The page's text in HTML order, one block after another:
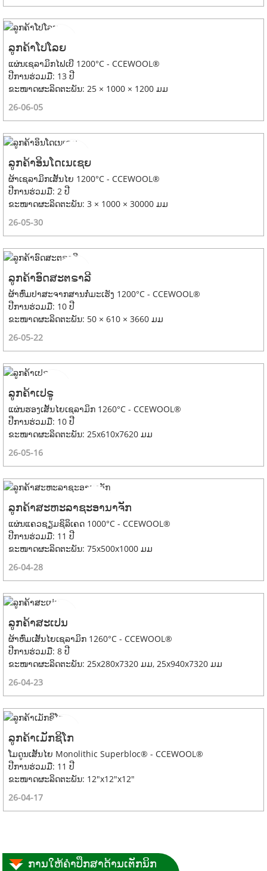
ລູກຄ້າໂປໂລຍ
ແຜ່ນເຊລາມິກໄຟເບີ 1200°C - CCEWOOL®
ປີການຮ່ວມມື: 13 ປີ
ຂະໜາດຜະລິດຕະພັນ: 25 × 1000 × 1200 ມມ
26-06-05
ລູກຄ້າອິນໂດເນເຊຍ
ຜ້າເຊລາມິກເສັ້ນໄຍ 1200°C - CCEWOOL®
ປີການຮ່ວມມື: 2 ປີ
ຂະໜາດຜະລິດຕະພັນ: 3 × 1000 × 30000 ມມ
26-05-30
ລູກຄ້າອົດສະຕຣາລີ
ຜ້າຫົ່ມປາສະຈາກສານກໍ່ມະເຮັງ 1200°C - CCEWOOL®
ປີການຮ່ວມມື: 10 ປີ
ຂະໜາດຜະລິດຕະພັນ: 50 × 610 × 3660 ມມ
26-05-22
ລູກຄ້າເປຣູ
ແຜ່ນຮອງເສັ້ນໄຍເຊລາມິກ 1260°C - CCEWOOL®
ປີການຮ່ວມມື: 10 ປີ
ຂະໜາດຜະລິດຕະພັນ: 25x610x7620 ມມ
26-05-16
ລູກຄ້າສະຫະລາຊະອານາຈັກ
ແຜ່ນແຄວຊຽມຊິລິເຄດ 1000°C - CCEWOOL®
ປີການຮ່ວມມື: 11 ປີ
ຂະໜາດຜະລິດຕະພັນ: 75x500x1000 ມມ
26-04-28
ລູກຄ້າສະເປນ
ຜ້າຫົ່ມເສັ້ນໄຍເຊລາມິກ 1260°C - CCEWOOL®
ປີການຮ່ວມມື: 8 ປີ
ຂະໜາດຜະລິດຕະພັນ: 25x280x7320 ມມ, 25x940x7320 ມມ
26-04-23
ລູກຄ້າເມັກຊິໂກ
ໂມດູນເສັ້ນໄຍ Monolithic Superbloc® - CCEWOOL®
ປີການຮ່ວມມື: 11 ປີ
ຂະໜາດຜະລິດຕະພັນ: 12"x12"x12"
26-04-17
ການໃຫ້ຄຳປຶກສາດ້ານເຕັກນິກ